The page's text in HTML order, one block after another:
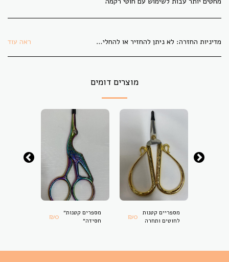
מדיניות החזרה: לא ניתן להחזיר או להחליף בדים אשר גוזרו לפי הזמנת הלקוח. בתקופת משבר הקורונה לא ניתן להחזיר או להחליף פריט כלשהו. ראה עוד
מוצרים דומים
מספריים קטנות
לחוטים ותחרה
₪0
מספרים קטנות״
חסידה״
₪0